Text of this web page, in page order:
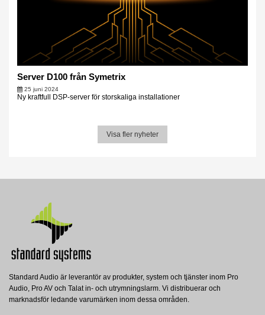
Server D100 från Symetrix
25 juni 2024
Ny kraftfull DSP-server för storskaliga installationer
Visa fler nyheter
Standard Audio är leverantör av produkter, system och tjänster inom Pro
Audio, Pro AV och Talat in- och utrymningslarm. Vi distribuerar och
marknadsför ledande varumärken inom dessa områden.